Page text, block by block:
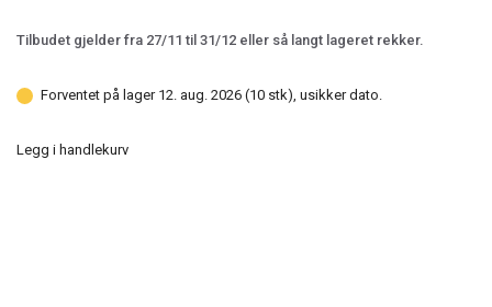
Tilbudet gjelder fra 27/11 til 31/12 eller så langt lageret rekker.
Forventet på lager 12. aug. 2026 (10 stk), usikker dato.
Legg i handlekurv